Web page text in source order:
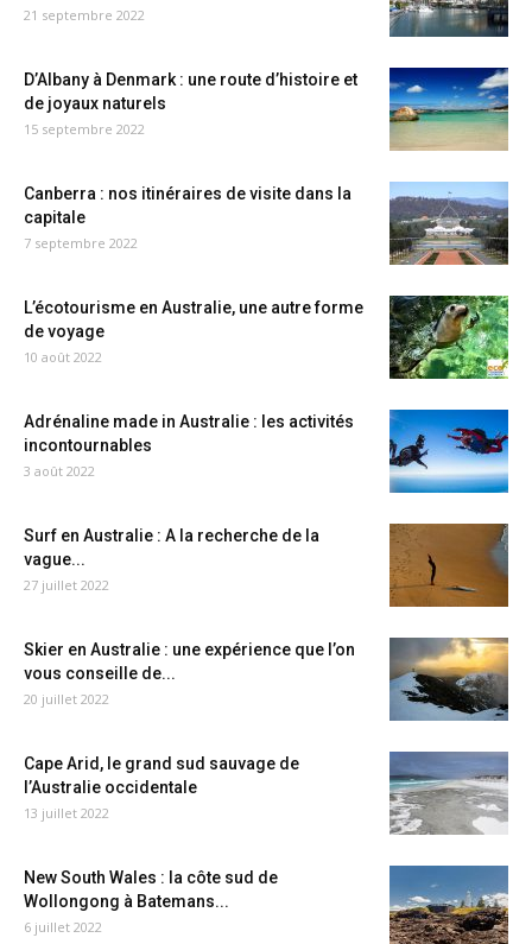
21 septembre 2022
D’Albany à Denmark : une route d’histoire et
de joyaux naturels
15 septembre 2022
Canberra : nos itinéraires de visite dans la
capitale
7 septembre 2022
L’écotourisme en Australie, une autre forme
de voyage
10 août 2022
Adrénaline made in Australie : les activités
incontournables
3 août 2022
Surf en Australie : A la recherche de la
vague...
27 juillet 2022
Skier en Australie : une expérience que l’on
vous conseille de...
20 juillet 2022
Cape Arid, le grand sud sauvage de
l’Australie occidentale
13 juillet 2022
New South Wales : la côte sud de
Wollongong à Batemans...
6 juillet 2022